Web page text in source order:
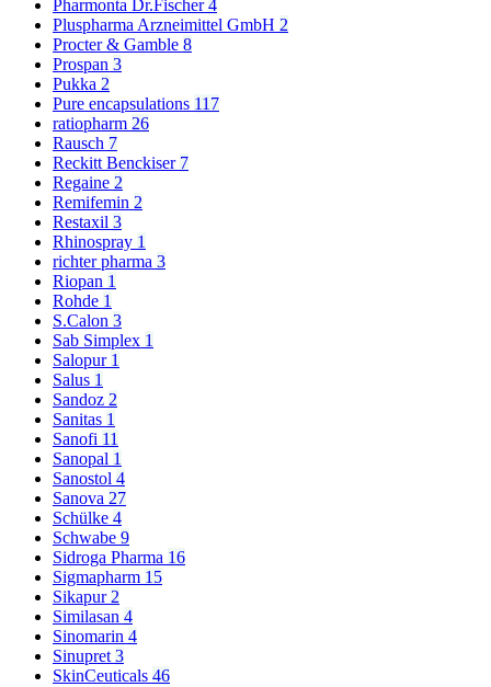
Pharmonta Dr.Fischer4
Pluspharma Arzneimittel GmbH 2
Procter & Gamble 8
Prospan 3
Pukka 2
Pure encapsulations 117
ratiopharm 26
Rausch 7
Reckitt Benckiser 7
Regaine 2
Remifemin 2
Restaxil 3
Rhinospray 1
richter pharma 3
Riopan 1
Rohde 1
S.Calon 3
Sab Simplex 1
Salopur 1
Salus 1
Sandoz 2
Sanitas 1
Sanofi 11
Sanopal 1
Sanostol 4
Sanova 27
Schülke 4
Schwabe 9
Sidroga Pharma 16
Sigmapharm 15
Sikapur 2
Similasan 4
Sinomarin 4
Sinupret 3
SkinCeuticals 46